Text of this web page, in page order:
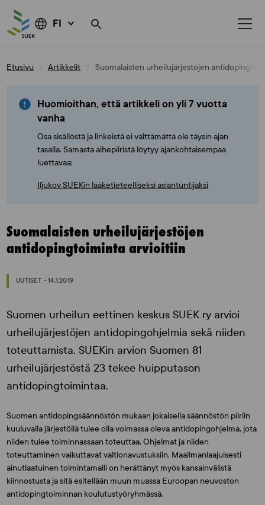
FI
Etusivu Artikkelit Suomalaisten urheilujärjestöjen
Huomioithan, että artikkeli on yli 7 vuotta
vanha
Osa sisällöstä ja linkeistä ei välttämättä ole täysin ajan
tasalla. Samasta aihepiiristä löytyy ajankohtaisempaa
luettavaa:
Iljukov SUEKin lääketieteelliseksi asiantuntijaksi
Suomalaisten urheilujärjestöjen
antidopingtoiminta arvioitiin
UUTISET - 14.1.2019
Suomen urheilun eettinen keskus SUEK ry arvioi
urheilujärjestöjen antidopingohjelmia sekä niiden
toteuttamista. SUEKin arvion Suomen 81
urheilujärjestöstä 23 tekee huipputason
antidopingtoimintaa.
Suomen antidopingsäännöstön mukaan jokaisella säännöstön piiriin
kuuluvalla järjestöllä tulee olla voimassa oleva antidopingohjelma, jota
niiden tulee toiminnassaan toteuttaa. Ohjelmat ja niiden
toteuttaminen vaikuttavat valtionavustuksiin. Maailmanlaajuisesti
ainutlaatuinen toimintamalli on herättänyt myös kansainvälistä
kiinnostusta ja sitä esitellään muun muassa Euroopan neuvoston
antidopingtoiminnan koulutustyöryhmässä.